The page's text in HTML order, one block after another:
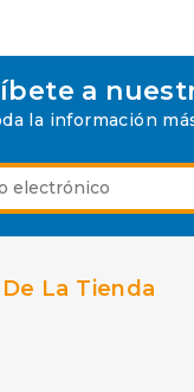
a
la información
La Tienda